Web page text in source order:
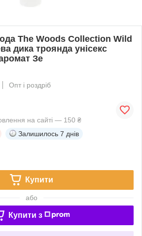
The Woods Collection Wild
дика троянда унісекс
Зе
Опт і роздріб
на сайті — 150 ₴
Залишилось 7 днів
Купити
або
Купити з